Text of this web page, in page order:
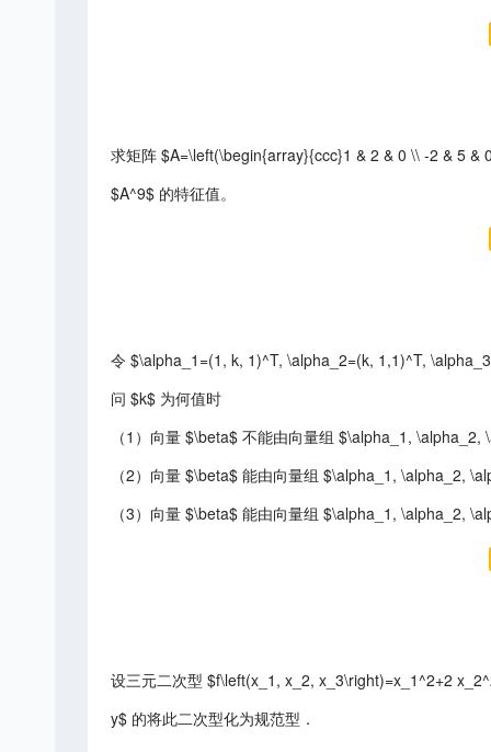
求矩阵 $A=\left(\begin{array}{ccc}1 & 2 & 0 \\ -2 & 5
$A^9$ 的特征值。
令 $\alpha_1=(1, k, 1)^T, \alpha_2=(k, 1,1)^T,
问 $k$ 为何值时
（1）向量 $\beta$ 不能由向量组 $\alpha_1, \alpha_2,
（2）向量 $\beta$ 能由向量组 $\alpha_1, \alpha_2,
（3）向量 $\beta$ 能由向量组 $\alpha_1, \alpha_2,
设三元二次型 $f\left(x_1, x_2, x_3\right)=x_1^2+2
y$ 的将此二次型化为规范型．